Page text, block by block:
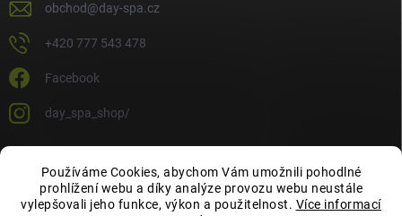
Používáme Cookies, abychom Vám umožnili pohodlné
prohlížení webu a díky analýze provozu webu neustále
vylepšovali jeho funkce, výkon a použitelnost. Více informací
obchod@day-spa.cz
+420 777 543 478
Facebook
day_spa_shop/
OCHRANA OSOBNÍCH ÚDAJŮ